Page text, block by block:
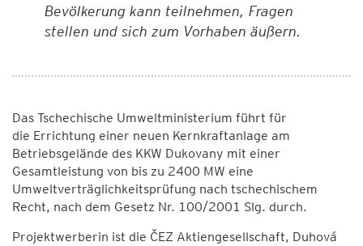
Bevölkerung kann teilnehmen, Fragen
stellen und sich zum Vorhaben äußern.
Das Tschechische Umweltministerium führt für
die Errichtung einer neuen Kernkraftanlage am
Betriebsgelände des KKW Dukovany mit einer
Gesamtleistung von bis zu 2400 MW eine
Umweltverträglichkeitsprüfung nach tschechischem
Recht, nach dem Gesetz Nr. 100/2001 Slg. durch.
Projektwerberin ist die ČEZ Aktiengesellschaft, Duhová